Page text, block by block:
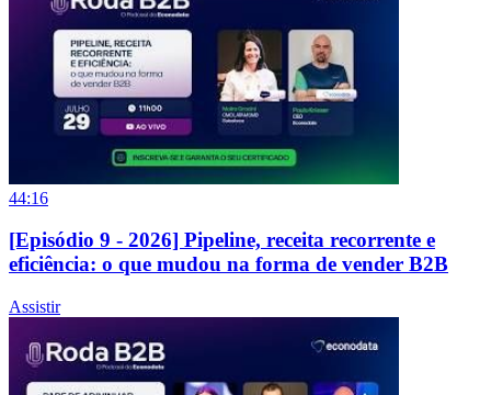
44:16
[Episódio 9 - 2026] Pipeline, receita recorrente e
eficiência: o que mudou na forma de vender B2B
Assistir